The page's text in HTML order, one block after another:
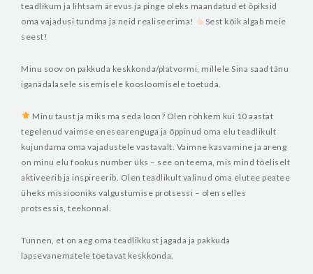
teadlikum ja lihtsam ärevus ja pinge oleks maandatud et õpiksid
oma vajadusi tundma ja neid realiseerima!
Sest kõik algab meie
seest!
Minu soov on pakkuda keskkonda/platvormi, millele Sina saad tänu
iganädalasele sisemisele koosloomisele toetuda.
Minu taust ja miks ma seda loon? Olen rohkem kui 10 aastat
tegelenud vaimse enesearenguga ja õppinud oma elu teadlikult
kujundama oma vajadustele vastavalt. Vaimne kasvamine ja areng
on minu elu fookus number üks – see on teema, mis mind tõeliselt
aktiveerib ja inspireerib. Olen teadlikult valinud oma elutee peatee
üheks missiooniks valgustumise protsessi – olen selles
protsessis, teekonnal.
Tunnen, et on aeg oma teadlikkust jagada ja pakkuda
lapsevanematele toetavat keskkonda.